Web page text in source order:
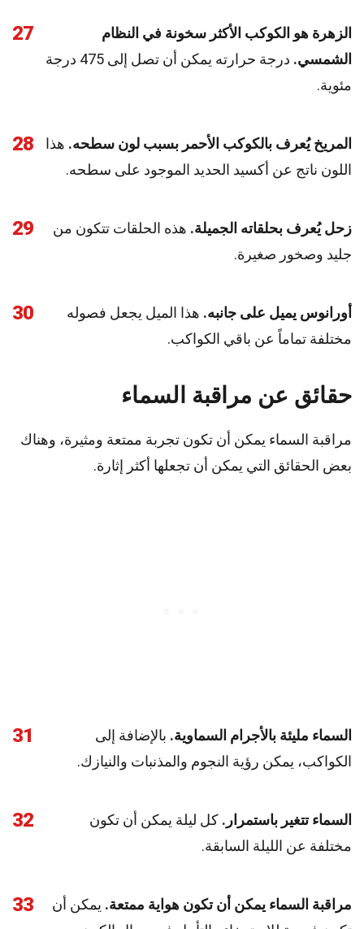
27
الزهرة هو الكوكب الأكثر سخونة في النظام
الشمسي.
درجة حرارته يمكن أن تصل إلى 475 درجة
مئوية.
28 المريخ يُعرف بالكوكب الأحمر بسبب لون سطحه. هذا
اللون ناتج عن أكسيد الحديد الموجود على سطحه.
29 زحل يُعرف بحلقاته الجميلة. هذه الحلقات تتكون من
جليد وصخور صغيرة.
30 أورانوس يميل على جانبه. هذا الميل يجعل فصوله
مختلفة تماماً عن باقي الكواكب.
حقائق عن مراقبة السماء
مراقبة السماء يمكن أن تكون تجربة ممتعة ومثيرة، وهناك
بعض الحقائق التي يمكن أن تجعلها أكثر إثارة.
31 السماء مليئة بالأجرام السماوية. بالإضافة إلى
الكواكب، يمكن رؤية النجوم والمذنبات والنيازك.
32 السماء تتغير باستمرار. كل ليلة يمكن أن تكون
مختلفة عن الليلة السابقة.
33 مراقبة السماء يمكن أن تكون هواية ممتعة. يمكن أن